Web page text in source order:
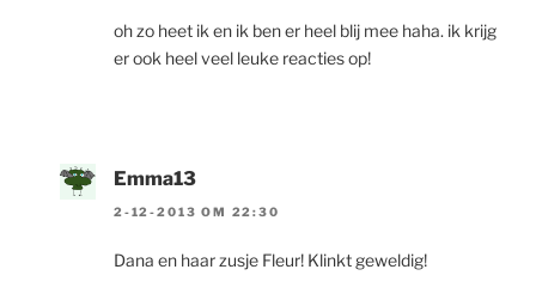
oh zo heet ik en ik ben er heel blij mee haha. ik krijg
er ook heel veel leuke reacties op!
Emma13
2-12-2013 OM 22:30
Dana en haar zusje Fleur! Klinkt geweldig!